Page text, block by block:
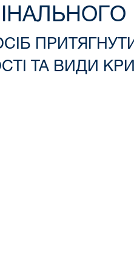
ТА ВИДИ